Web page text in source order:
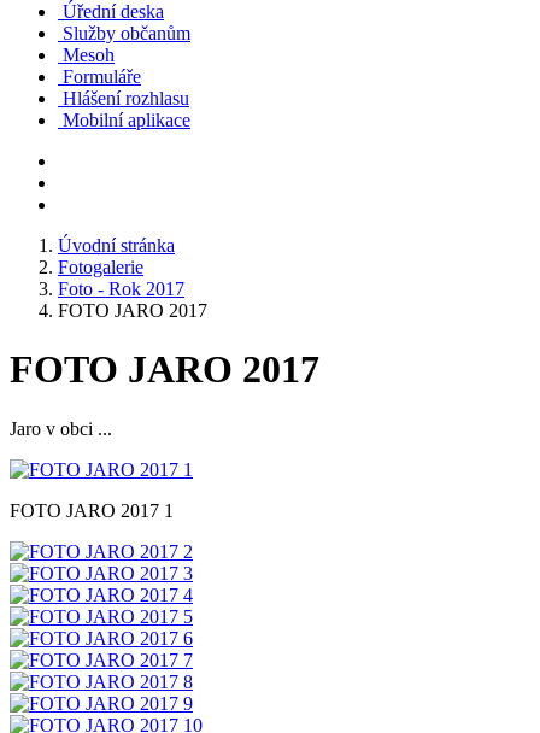
Úřední deska
Služby občanům
Mesoh
Formuláře
Hlášení rozhlasu
Mobilní aplikace
Úvodní stránka
Fotogalerie
Foto - Rok 2017
FOTO JARO 2017
FOTO JARO 2017
Jaro v obci ...
FOTO JARO 2017 1